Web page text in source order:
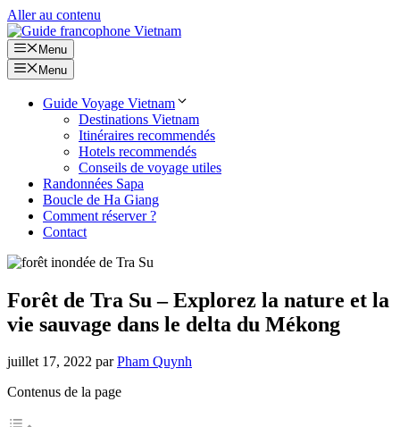
Aller au contenu
Menu
Menu
Guide Voyage Vietnam
Destinations Vietnam
Itinéraires recommendés
Hotels recommendés
Conseils de voyage utiles
Randonnées Sapa
Boucle de Ha Giang
Comment réserver ?
Contact
Forêt de Tra Su – Explorez la nature et la
vie sauvage dans le delta du Mékong
juillet 17, 2022 parPham Quynh
Contenus de la page